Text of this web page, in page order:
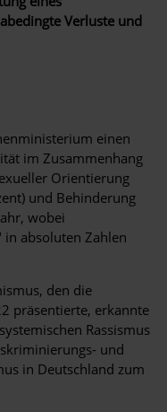
Verluste und
einen
im Zusammenhang
Orientierung
und Behinderung
wobei
absoluten Zahlen
den die
präsentierte, erkannte
Rassismus
und
in Deutschland zum